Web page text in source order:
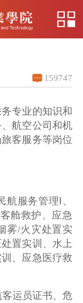
159747
专业的知识和
航空公司和机
客服务等岗位
服务管理Ⅰ、
舱救护、应急
雾/火灾处置实
置实训、水上
、应急医疗救
运员证书、危